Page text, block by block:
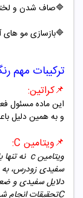
🔷صاف شدن و
🔷بازسازی مو
ترکیبات مهم
📌کراتین:
این ماده مسئول
و به همین دلیل
📌ویتامین
ویتامین c
نه
سفیدی زودرس،
دلایل سفیدی و
تحقیقات انجامC